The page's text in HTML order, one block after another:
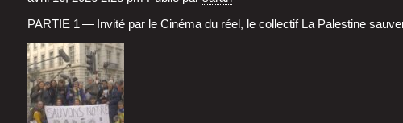
PARTIE 1 — Invi­té par le Ciné­ma du réel, le col­lec­tif La Pales­tine